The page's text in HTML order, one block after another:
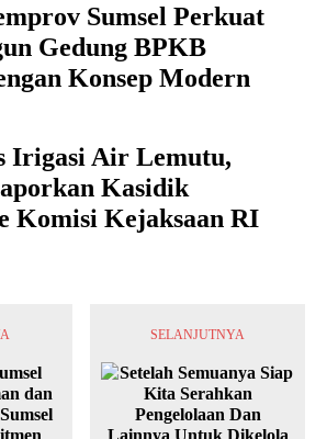
Sumsel Perkuat
Gedung BPKB
Konsep Modern
Irigasi Air Lemutu,
Kasidik
Komisi Kejaksaan RI
SELANJUTNYA